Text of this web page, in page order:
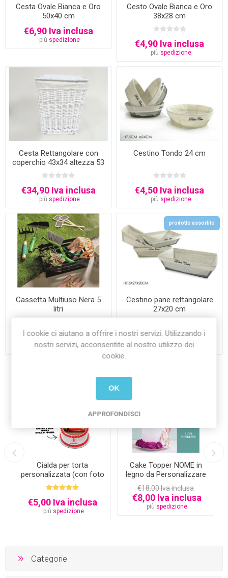
Cesta Ovale Bianca e Oro
50x40 cm
€6,90 Iva inclusa
più spedizione
Cesto Ovale Bianca e Oro
38x28 cm
€4,90 Iva inclusa
più spedizione
Cesta Rettangolare con
coperchio 43x34 altezza 53
cm
€34,90 Iva inclusa
più spedizione
Cestino Tondo 24 cm
€4,50 Iva inclusa
più spedizione
Cassetta Multiuso Nera 5
litri
€6,90 Iva inclusa
piùspedizione
prodotto assortito
Cestino pane rettangolare
27x20 cm
€4,50 Iva inclusa
piùspedizione
Cialda per torta
personalizzata (con foto
e testo)
€5,00 Iva inclusa
più spedizione
Cake Topper NOME in
legno da Personalizzare
€18,00 Iva inclusa
€8,00 Iva inclusa
più spedizione
Categorie
I cookie ci aiutano a offrire i nostri servizi. Utilizzando i
nostri servizi, acconsentite al nostro utilizzo dei
cookie.
OK
APPROFONDISCI